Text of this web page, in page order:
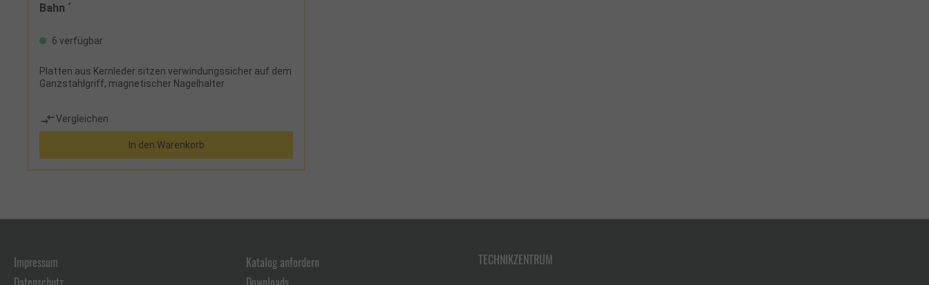
Bahn ´
6 verfügbar
Platten aus Kernleder sitzen verwindungssicher auf dem
Ganzstahlgriff, magnetischer Nagelhalter
Vergleichen
In den Warenkorb
Impressum
Katalog anfordern
TECHNIKZENTRUM